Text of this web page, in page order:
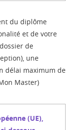
du diplôme
et de votre
de
une
délai maximum de
Master)
(UE),